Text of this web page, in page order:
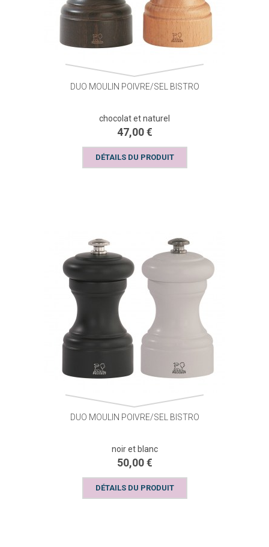
DUO MOULIN POIVRE/SEL BISTRO
chocolat et naturel
47,00 €
DÉTAILS DU PRODUIT
DUO MOULIN POIVRE/SEL BISTRO
noir et blanc
50,00 €
DÉTAILS DU PRODUIT